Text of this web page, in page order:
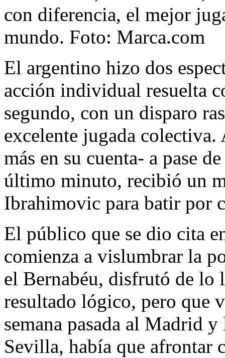
El argentino hizo dos
acción individual resuelta
segundo, con un disparo
excelente jugada
más en su cuenta- a pase
último minuto, recibió un
Ibrahimovic para batir por
El público que se dio cita
comienza a vislumbrar la
el Bernabéu, disfrutó de lo
resultado lógico, pero que
semana pasada al Madrid
Sevilla, había que afrontar